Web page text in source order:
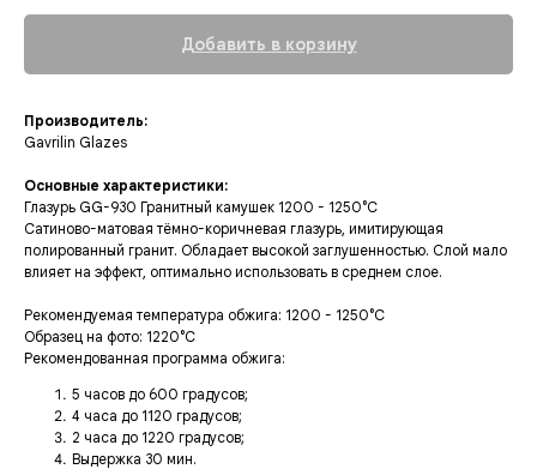
Добавить в корзину
Производитель:
Gavrilin Glazes
Основные характеристики:
Глазурь GG-930 Гранитный камушек 1200 - 1250°C
Сатиново-матовая тёмно-коричневая глазурь, имитирующая
полированный гранит. Обладает высокой заглушенностью. Слой мало
влияет на эффект, оптимально использовать в среднем слое.
Рекомендуемая температура обжига: 1200 - 1250°C
Образец на фото: 1220°C
Рекомендованная программа обжига:
5 часов до 600 градусов;
4 часа до 1120 градусов;
2 часа до 1220 градусов;
Выдержка 30 мин.